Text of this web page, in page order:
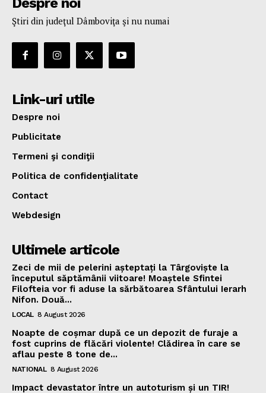
Ştiri din judeţul Dâmboviţa şi nu numai
Link-uri utile
Despre noi
Publicitate
Termeni şi condiţii
Politica de confidenţialitate
Contact
Webdesign
Ultimele articole
Zeci de mii de pelerini așteptați la Târgoviște la
începutul săptămânii viitoare! Moaștele Sfintei
Filofteia vor fi aduse la sărbătoarea Sfântului Ierarh
Nifon. Două...
LOCAL 8 August 2026
Noapte de coșmar după ce un depozit de furaje a
fost cuprins de flăcări violente! Clădirea în care se
aflau peste 8 tone de...
NATIONAL 8 August 2026
Impact devastator între un autoturism și un TIR!